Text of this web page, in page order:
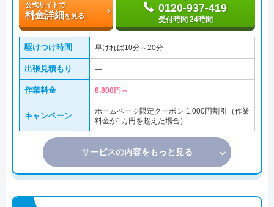
公式サイトで
料金詳細を見る
0120-937-419
受付時間 24時間
駆けつけ時間 早ければ10分～20分
出張見積もり ―
作業料金 8,800円～
キャンペーン
ホームページ限定クーポン 1,000円割引（作業
料金が1万円を超えた場合）
サービスの内容をもっと見る